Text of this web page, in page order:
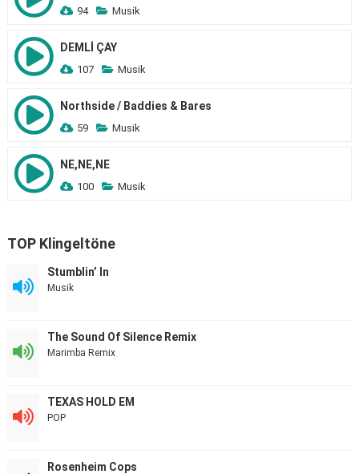
94 Musik
DEMLİ ÇAY
107 Musik
Northside / Baddies & Bares
59 Musik
NE,NE,NE
100 Musik
TOP Klingeltöne
Stumblin’ In
Musik
The Sound Of Silence Remix
Marimba Remix
TEXAS HOLD EM
POP
Rosenheim Cops